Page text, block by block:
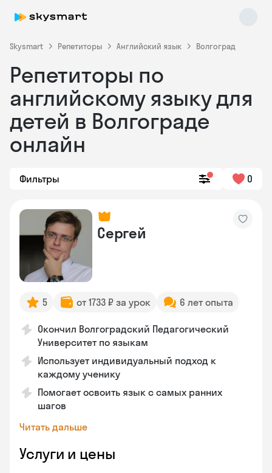
Skysmart Репетиторы Английский язык Волгоград
Репетиторы по
английскому языку для
детей в Волгограде
онлайн
Фильтры 0
Сергей
5 от 1733 ₽ за урок 6 лет опыта
Окончил Волгоградский Педагогический
Университет по языкам
Использует индивидуальный подход к
каждому ученику
Помогает освоить язык с самых ранних
шагов
Читать дальше
Услуги и цены